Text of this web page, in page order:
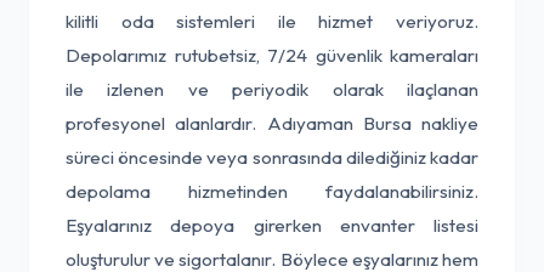
kilitli oda sistemleri ile hizmet veriyoruz.
Depolarımız rutubetsiz, 7/24 güvenlik kameraları
ile izlenen ve periyodik olarak ilaçlanan
profesyonel alanlardır. Adıyaman Bursa nakliye
süreci öncesinde veya sonrasında dilediğiniz kadar
depolama hizmetinden faydalanabilirsiniz.
Eşyalarınız depoya girerken envanter listesi
oluşturulur ve sigortalanır. Böylece eşyalarınız hem